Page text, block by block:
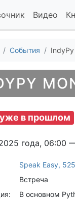
Видео
События
в прошлом
года, 06:00
Speak Easy,
Встреча
В основном